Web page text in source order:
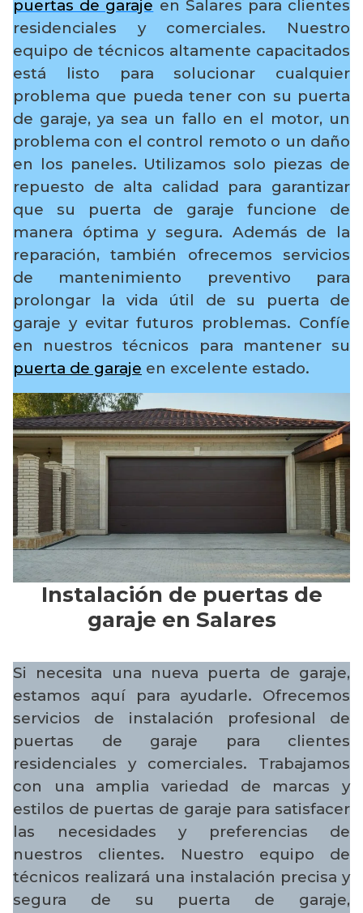
puertas de garaje en Salares para clientes
residenciales y comerciales. Nuestro
equipo de técnicos altamente capacitados
está listo para solucionar cualquier
problema que pueda tener con su puerta
de garaje, ya sea un fallo en el motor, un
problema con el control remoto o un daño
en los paneles. Utilizamos solo piezas de
repuesto de alta calidad para garantizar
que su puerta de garaje funcione de
manera óptima y segura. Además de la
reparación, también ofrecemos servicios
de mantenimiento preventivo para
prolongar la vida útil de su puerta de
garaje y evitar futuros problemas. Confíe
en nuestros técnicos para mantener su
puerta de garaje en excelente estado.
Instalación de puertas de
garaje en Salares
Si necesita una nueva puerta de garaje,
estamos aquí para ayudarle. Ofrecemos
servicios de instalación profesional de
puertas de garaje para clientes
residenciales y comerciales. Trabajamos
con una amplia variedad de marcas y
estilos de puertas de garaje para satisfacer
las necesidades y preferencias de
nuestros clientes. Nuestro equipo de
técnicos realizará una instalación precisa y
segura de su puerta de garaje,